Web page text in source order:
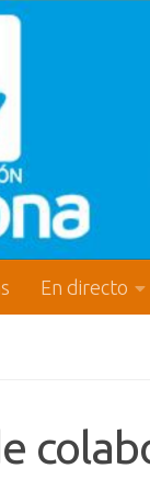
En directo